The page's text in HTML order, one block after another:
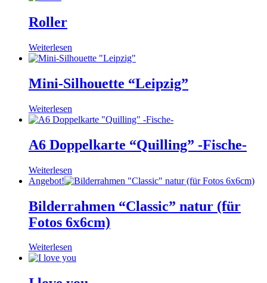
Roller
Weiterlesen
Mini-Silhouette “Leipzig”
Weiterlesen
A6 Doppelkarte “Quilling” -Fische-
Weiterlesen
Angebot!
Bilderrahmen “Classic” natur (für
Fotos 6x6cm)
Weiterlesen